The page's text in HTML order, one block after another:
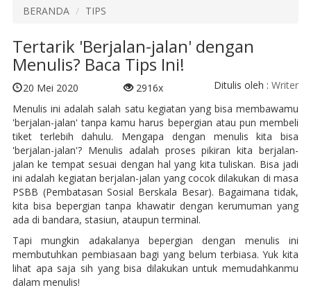
BERANDA TIPS
Tertarik 'Berjalan-jalan' dengan
Menulis? Baca Tips Ini!
20 Mei 2020 2916x Ditulis oleh :Writer
Menulis ini adalah salah satu kegiatan yang bisa membawamu
'berjalan-jalan' tanpa kamu harus bepergian atau pun membeli
tiket terlebih dahulu. Mengapa dengan menulis kita bisa
'berjalan-jalan'? Menulis adalah proses pikiran kita berjalan-
jalan ke tempat sesuai dengan hal yang kita tuliskan. Bisa jadi
ini adalah kegiatan berjalan-jalan yang cocok dilakukan di masa
PSBB (Pembatasan Sosial Berskala Besar). Bagaimana tidak,
kita bisa bepergian tanpa khawatir dengan kerumuman yang
ada di bandara, stasiun, ataupun terminal.
Tapi mungkin adakalanya bepergian dengan menulis ini
membutuhkan pembiasaan bagi yang belum terbiasa. Yuk kita
lihat apa saja sih yang bisa dilakukan untuk memudahkanmu
dalam menulis!